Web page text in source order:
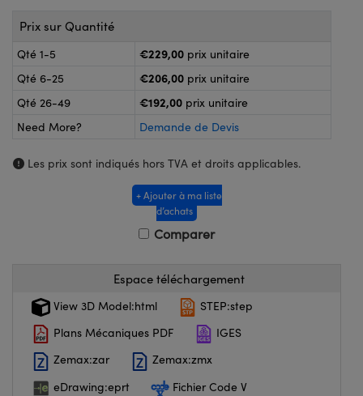
de Poche ou à Mesure Directe
: Caméras
Optiques de SCHOTT
Prix sur Quantité
Qté 1-5 €229,00 prix unitaire
Qté 6-25
€206,00 prix unitaire
Qté 26-49
€192,00 prix unitaire
Need More?
Demande de Devis
Les prix sont indiqués hors TVA et droits applicables.
+ Ajouter à ma liste
d’achats
Comparer
Espace téléchargement
View 3D Model:html
STEP:step
Plans Mécaniques PDF
IGES
Zemax:zar
Zemax:zmx
eDrawing:eprt
Fichier Code V